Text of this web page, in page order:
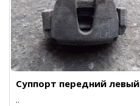
Суппорт передний левый
..